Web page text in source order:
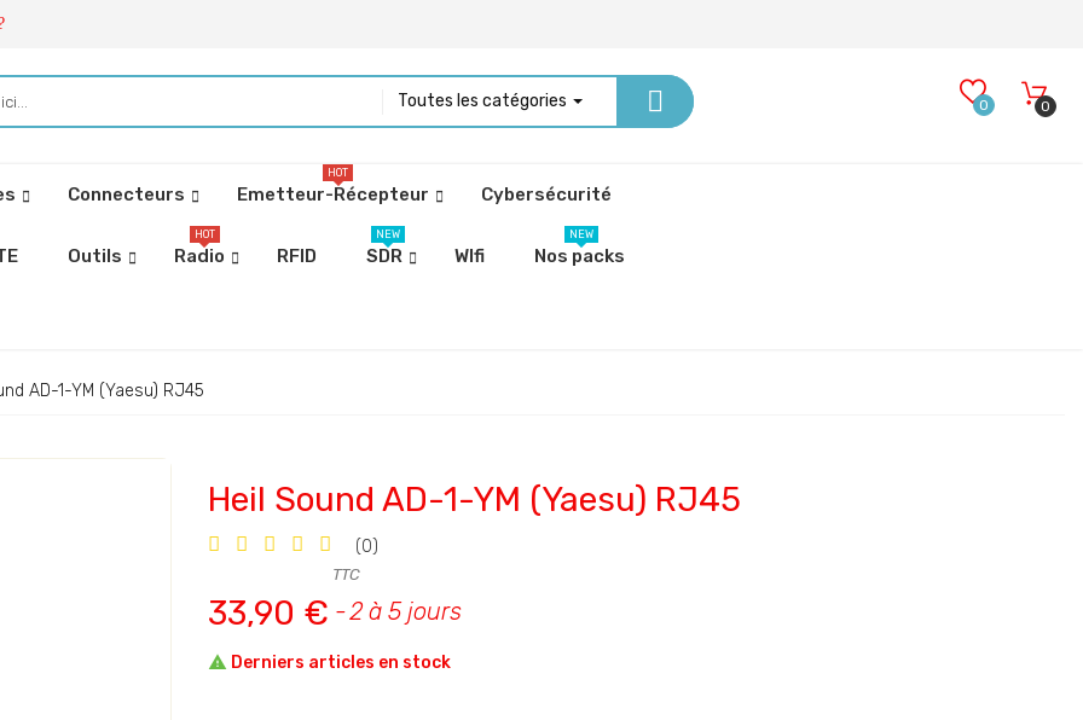
Toutes les catégories 0 0
Connecteurs Emetteur-Récepteur
HOT
Cybersécurité
Outils Radio
HOT
RFID SDR
NEW
WIfi Nos packs
NEW
AD-1-YM (Yaesu) RJ45
Heil Sound AD-1-YM (Yaesu) RJ45
(0)
33,90 €
TTC
2 à 5 jours
 Derniers articles en stock